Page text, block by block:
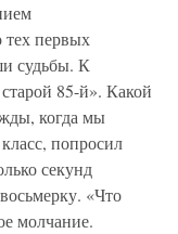
первых
судьбы. К
85-й». Какой
когда мы
попросил
секунд
«Что
молчание.